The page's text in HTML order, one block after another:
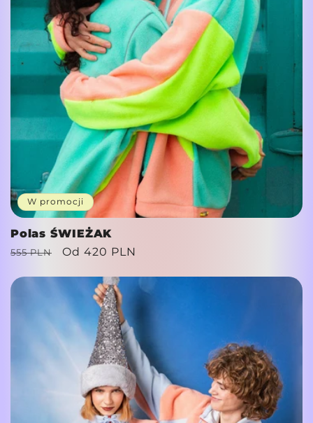
W promocji
Polas ŚWIEŻAK
Cena
555 PLN
Cena
Od 420 PLN